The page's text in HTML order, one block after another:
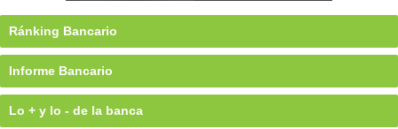
Ránking Bancario
Informe Bancario
Lo + y lo - de la banca